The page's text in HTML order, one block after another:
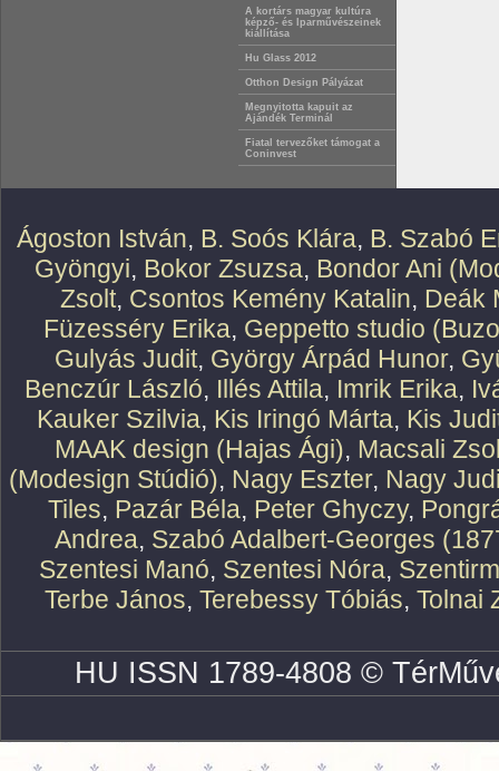
A kortárs magyar kultúra
képző- és Iparművészeinek
kiállítása
Hu Glass 2012
Otthon Design Pályázat
Megnyitotta kapuit az
Ajándék Terminál
Fiatal tervezőket támogat a
Coninvest
Ágoston István, B. Soós Klára, B. Szabó
Gyöngyi, Bokor Zsuzsa, Bondor Ani
Zsolt, Csontos Kemény Katalin, Deák
Füzesséry Erika, Geppetto studio
Gulyás Judit, György Árpád Hunor,
Benczúr László, Illés Attila, Imrik Erika,
Kauker Szilvia, Kis Iringó Márta, Kis
MAAK design (Hajas Ági), Macsali
(Modesign Stúdió), Nagy Eszter, Nagy
Tiles, Pazár Béla, Peter Ghyczy,
Andrea, Szabó Adalbert-Georges
Szentesi Manó, Szentesi Nóra,
Terbe János, Terebessy Tóbiás, Tolnai
HU ISSN 1789-4808 ©